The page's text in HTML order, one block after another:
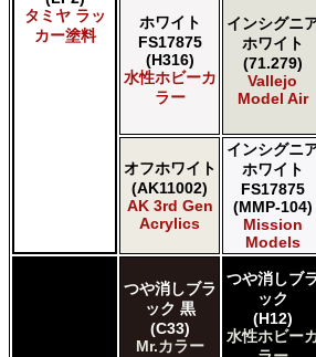
タミヤ タミヤ トップコート/サー
タミヤ タミヤ ラッカー塗料
タミヤ タミヤスプレー
タミヤ タミヤスプレー
ＧＳＩクレオス Mr.カラー GX
ＧＳＩクレオス Mr.カラー 色ノ源
ＧＳＩクレオス Mr.カラー スーパ
ＧＳＩクレオス Mr.カラー スーパ
ＧＳＩクレオス Mr.カラースプレー
ＧＳＩクレオス Mr.クリアカラー
ＧＳＩクレオス Mr.クリスタルカラ
ＧＳＩクレオス Mr.サーフェイサー
ＧＳＩクレオス Mr.トップコート
ＧＳＩクレオス Mr.メタリックカラ
タミヤ ラッ
カー塗料
ホワイト
FS17875
(H316)
水性ホビーカ
ラー
インシグニ
ホワイト
(71.279)
Vallejo
Model Air
オフホワイト
(AK11002)
AK 3rd Gen
Acrylics
インシグニ
ホワイト
FS17875
(MMP-104)
Mission
Models
つや消しブラ
ック 黒
(C33)
Mr.カラー
つや消しブ
ック
(H12)
水性ホビー